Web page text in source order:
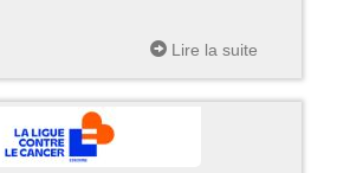
Lire la suite